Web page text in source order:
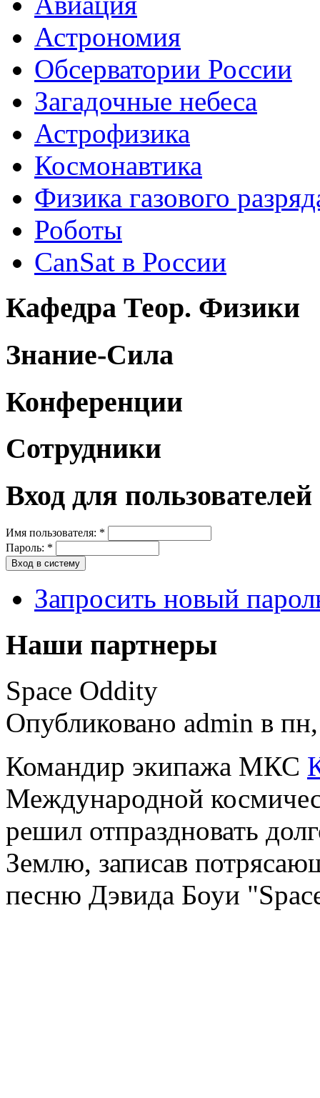
Астрономия
Обсерватории России
Загадочные небеса
Астрофизика
Космонавтика
Физика газового
Роботы
CanSat в России
Кафедра Теор. Физики
Знание-Сила
Конференции
Сотрудники
Вход для пользователей
Имя пользователя: *
Пароль: *
Запросить новый
Наши партнеры
Space Oddity
Опубликовано admin в
Командир экипажа МКС
Международной
решил отпраздновать
Землю, записав
песню Дэвида Боуи